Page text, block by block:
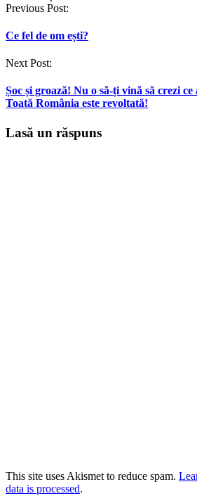
Post
Previous Post:
Ce fel de om ești?
Next Post:
Șoc și groază! Nu o să-ți vină să crezi
Toată România este revoltată!
Lasă un răspuns
This site uses Akismet to reduce spam.
data is processed.